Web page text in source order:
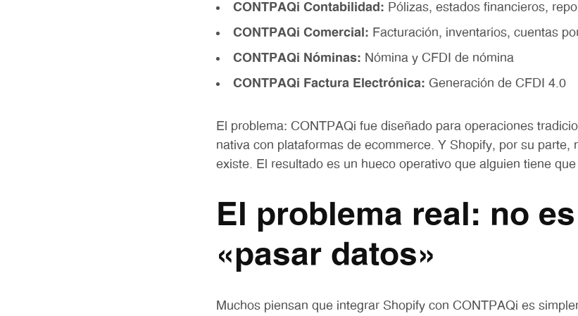
CONTPAQi Contabilidad: Pólizas, estados financieros,
CONTPAQi Comercial: Facturación, inventarios, cuentas
CONTPAQi Nóminas: Nómina y CFDI de nómina
CONTPAQi Factura Electrónica: Generación de CFDI 4.0
El problema: CONTPAQi fue diseñado para operaciones
nativa con plataformas de ecommerce. Y Shopify, por su parte,
existe. El resultado es un hueco operativo que alguien tiene
El problema real: no
«pasar datos»
Muchos piensan que integrar Shopify con CONTPAQi es